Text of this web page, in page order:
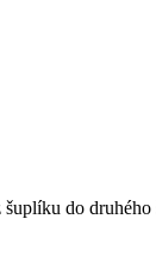
šuplíku do